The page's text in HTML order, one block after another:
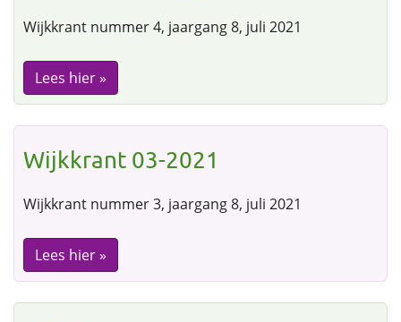
Wijkkrant nummer 4, jaargang 8, juli 2021
Lees hier »
Wijkkrant 03-2021
Wijkkrant nummer 3, jaargang 8, juli 2021
Lees hier »